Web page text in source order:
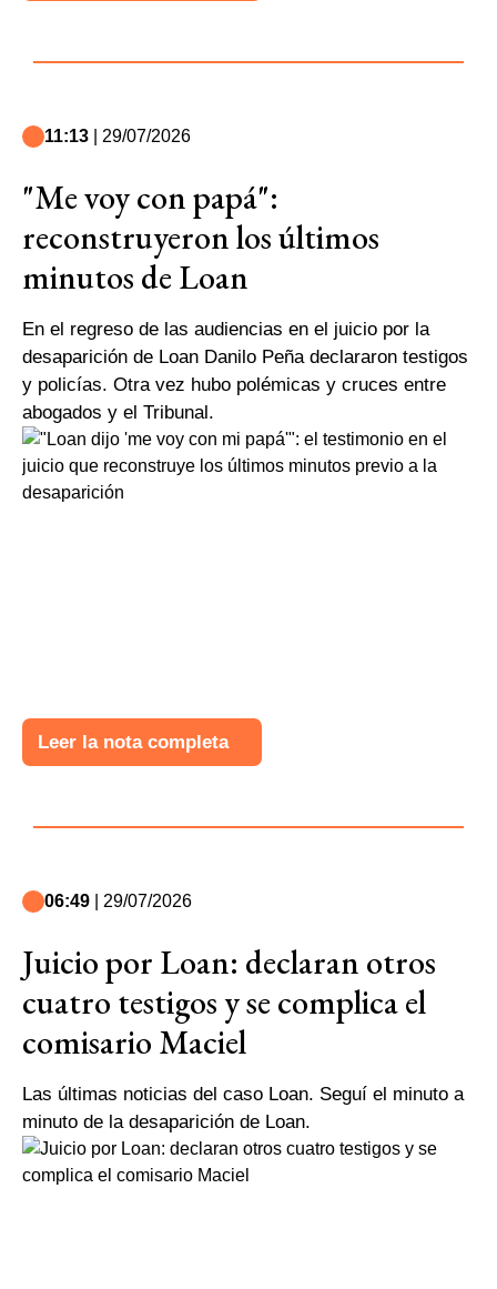
11:13 | 29/07/2026
"Me voy con papá":
reconstruyeron los últimos
minutos de Loan
En el regreso de las audiencias en el juicio por la
desaparición de Loan Danilo Peña declararon testigos
y policías. Otra vez hubo polémicas y cruces entre
abogados y el Tribunal.
Leer la nota completa
06:49 | 29/07/2026
Juicio por Loan: declaran otros
cuatro testigos y se complica el
comisario Maciel
Las últimas noticias del caso Loan. Seguí el minuto a
minuto de la desaparición de Loan.